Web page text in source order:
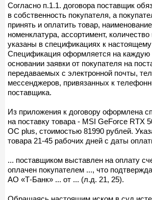
Согласно п.1.1. договора поставщик
в собственность покупателя, а
принять и оплатить товар, наименование
номенклатура, ассортимент,
указаны в спецификациях к настоящему
Спецификация оформляется на каждую
основании заявки от покупателя на
передаваемых с электронной почты,
мессенджеров, привязанных к
поставщика.
Из приложения к договору оформлена
на поставку товара - MSI GeForce RTX
OC plus, стоимостью 81990 рублей.
товара 21-45 рабочих дней с даты
... поставщиком выставлен на оплату
оплачен покупателем ..., что
АО «Т-Банк» ... от ... (л.д. 21, 25).